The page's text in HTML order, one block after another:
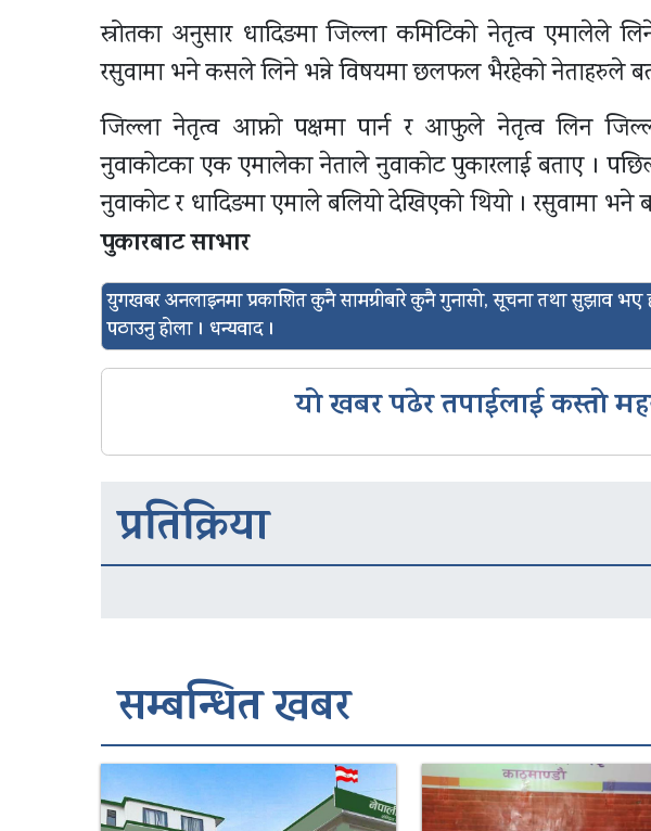
स्रोतका अनुसार धादिङमा जिल्ला कमिटिको नेतृत्व एमालेले
रसुवामा भने कसले लिने भन्ने विषयमा छलफल भैरहेको नेताहरुले
जिल्ला नेतृत्व आफ्नो पक्षमा पार्न र आफुले नेतृत्व लिन
नुवाकोटका एक एमालेका नेताले नुवाकोट पुकारलाई बताए ।
नुवाकोट र धादिङमा एमाले बलियो देखिएको थियो । रसुवामा भने
पुकारबाट साभार
युगखबर अनलाइनमा प्रकाशित कुनै सामग्रीबारे कुनै गुनासो, सूचना तथा सुझाव भए
पठाउनु होला । धन्यवाद ।
यो खबर पढेर तपाईलाई कस्तो
प्रतिक्रिया
सम्बन्धित खबर